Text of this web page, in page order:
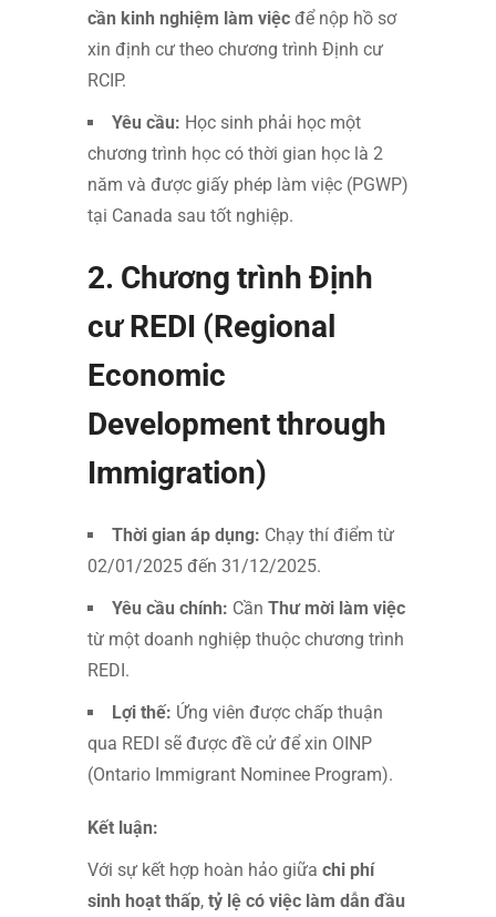
cần kinh nghiệm làm việc để nộp hồ sơ
xin định cư theo chương trình Định cư
RCIP.
Yêu cầu: Học sinh phải học một
chương trình học có thời gian học là 2
năm và được giấy phép làm việc (PGWP)
tại Canada sau tốt nghiệp.
2. Chương trình Định
cư REDI (Regional
Economic
Development through
Immigration)
Thời gian áp dụng: Chạy thí điểm từ
02/01/2025 đến 31/12/2025.
Yêu cầu chính: Cần Thư mời làm việc
từ một doanh nghiệp thuộc chương trình
REDI.
Lợi thế: Ứng viên được chấp thuận
qua REDI sẽ được đề cử để xin OINP
(Ontario Immigrant Nominee Program).
Kết luận:
Với sự kết hợp hoàn hảo giữa chi phí
sinh hoạt thấp, tỷ lệ có việc làm dẫn đầu